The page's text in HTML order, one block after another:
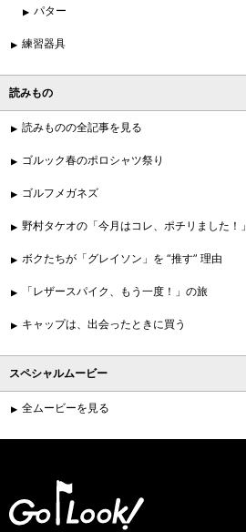
パター
練習器具
読みもの
読みものの全記事を見る
ゴルック春のポロシャツ祭り
ゴルフメガネズ
野村タケオの「今月はコレ、ポチリました！」
ボクたちが「グレイソン」を “推す” 理由
「レザースパイク、もう一度！」の旅
キャップは、出会ったときに買う
スペシャルムービー
全ムービーを見る